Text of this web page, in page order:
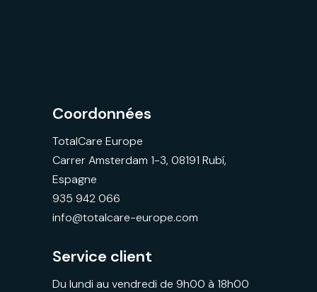
Coordonnées
TotalCare Europe
Carrer Amsterdam 1-3, 08191 Rubí,
Espagne
935 942 066
info@totalcare-europe.com
Service client
Du lundi au vendredi de 9h00 à 18h00